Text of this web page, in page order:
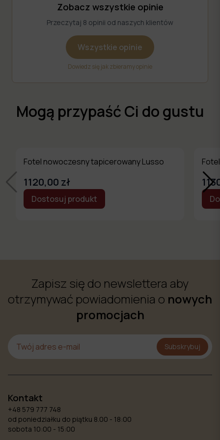
Zobacz wszystkie opinie
Przeczytaj 8 opinii od naszych klientów
Wszystkie opinie
Dowiedz się jak zbieramy opinie
Mogą przypaść Ci do gustu
Fotel nowoczesny tapicerowany Lusso
1120,00 zł
Dostosuj produkt
Zapisz się do newslettera aby
otrzymywać powiadomienia o nowych
promocjach
Subskrybuj
Kontakt
+48 579 777 748
od poniedziałku do piątku 8.00 - 18:00
sobota 10:00 - 15:00